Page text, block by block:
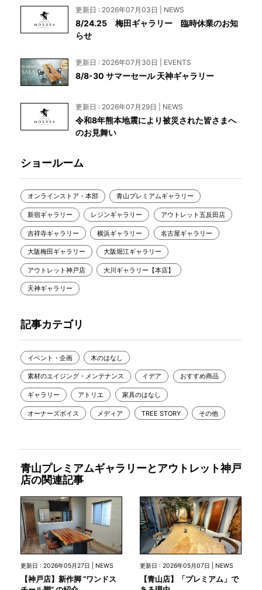
更新日 : 2026年07月03日 | NEWS
8/24.25 梅田ギャラリー 臨時休業のお知
らせ
更新日 : 2026年07月30日 | EVENTS
8/8-30 サマーセール 天神ギャラリー
更新日 : 2026年07月29日 | NEWS
令和8年熊本地震により被災された皆さまへ
のお見舞い
ショールーム
オンラインストア・本部 青山プレミアムギャラリー
新宿ギャラリー レジンギャラリー アウトレット五反田店
吉祥寺ギャラリー 横浜ギャラリー 名古屋ギャラリー
大阪梅田ギャラリー 大阪堀江ギャラリー
アウトレット神戸店 大川ギャラリー【本店】
天神ギャラリー
記事カテゴリ
イベント・企画 木のはなし
素材のエイジング・メンテナンス イデア おすすめ商品
ギャラリー アトリエ 家具のはなし
オーナーズボイス メディア TREE STORY その他
青山プレミアムギャラリーとアウトレット神戸
店の関連記事
更新日 : 2026年05月27日 | NEWS
【神戸店】新作脚 “ワンドス
更新日 : 2026年05月07日 | NEWS
【青山店】「プレミアム」で